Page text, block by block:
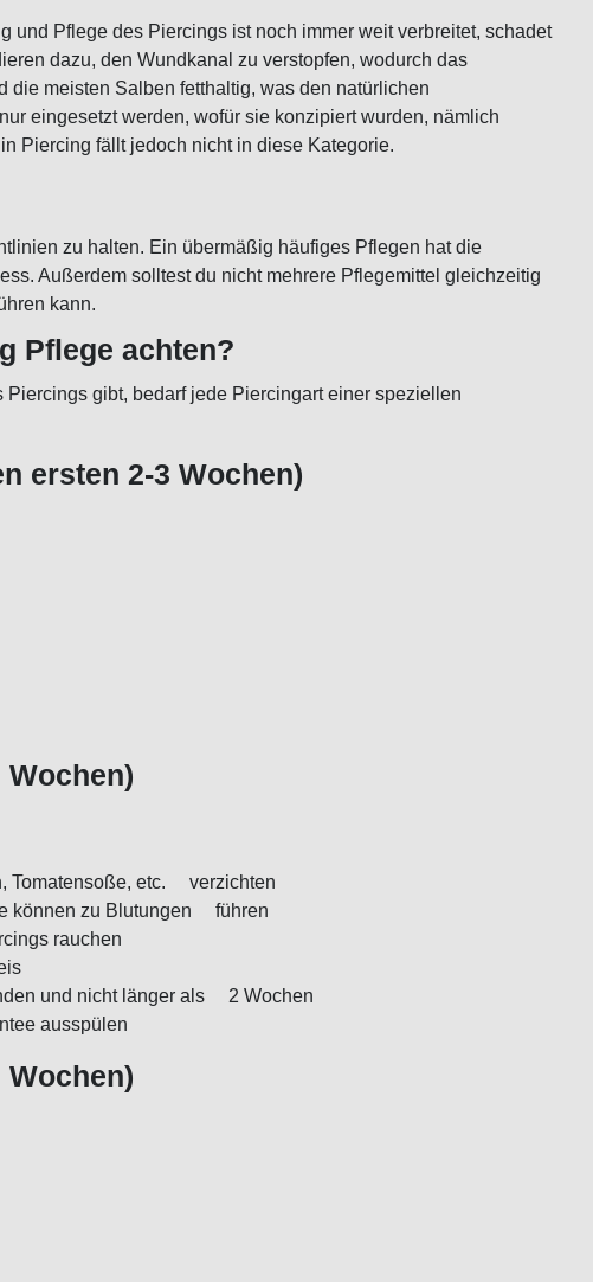
und Pflege des Piercings ist noch immer weit verbreitet, schadet
dazu, den Wundkanal zu verstopfen, wodurch das
meisten Salben fetthaltig, was den natürlichen
eingesetzt werden, wofür sie konzipiert wurden, nämlich
Piercing fällt jedoch nicht in diese Kategorie.
zu halten. Ein übermäßig häufiges Pflegen hat die
Außerdem solltest du nicht mehrere Pflegemittel gleichzeitig
kann.
Pflege achten?
gibt, bedarf jede Piercingart einer speziellen
ersten 2-3 Wochen)
Tomatensoße, etc. verzichten
können zu Blutungen führen
rauchen
und nicht länger als 2 Wochen
ausspülen